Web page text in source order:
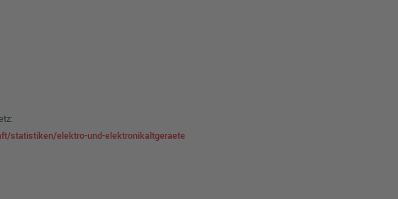
statistiken/elektro-und-elektronikaltgeraete